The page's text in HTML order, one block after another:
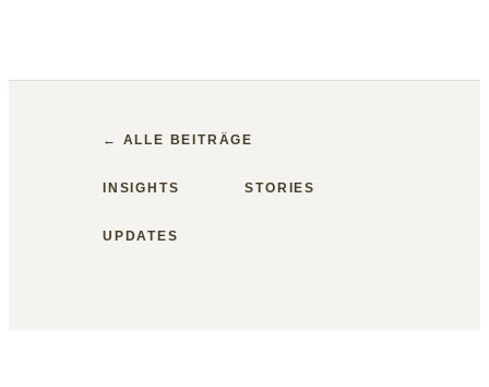
← ALLE BEITRÄGE
INSIGHTS STORIES
UPDATES